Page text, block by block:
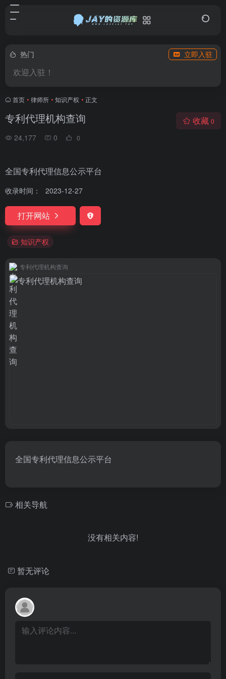
热门 立即入驻
欢迎入驻！
首页 • 律师所 • 知识产权 • 正文
专利代理机构查询
24,177 0 0
收藏 0
全国专利代理信息公示平台
收录时间： 2023-12-27
打开网站
知识产权
专利代理机构查询
全国专利代理信息公示平台
相关导航
没有相关内容!
暂无评论